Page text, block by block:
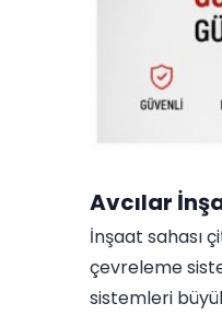
Avcılar
İnşaat sahası
çevreleme
sistemleri